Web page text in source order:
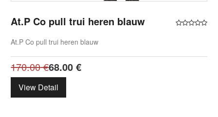
At.P Co pull trui heren blauw
At.P Co pull trui heren blauw
170.00€68.00 €
View Detail